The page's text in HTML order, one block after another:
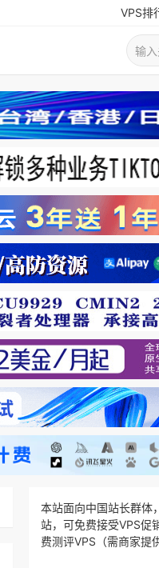
VPS排
本站面向中国站长群体
站，可免费接受VPS促
费测评VPS（需商家提